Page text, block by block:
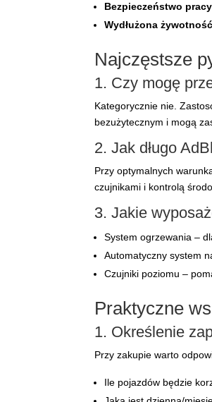
Bezpieczeństwo pracy
Wydłużona
Najczęstsze
1. Czy mogę
Kategorycznie nie.
bezużytecznym i mogą
2. Jak długo
Przy optymalnych
czujnikami i kontrolą
3. Jakie
System ogrzewania –
Automatyczny system
Czujniki poziomu –
Praktyczne
1. Określenie
Przy zakupie warto
Ile pojazdów będzie